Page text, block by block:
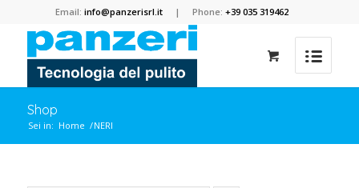
Email:info@panzerisrl.it | Phone:+39 035 319462
Shop
Sei in: Home /NERI